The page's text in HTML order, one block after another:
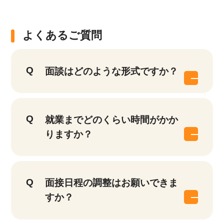
よくあるご質問
面談はどのような形式ですか？
就業までどのくらい時間がかか
りますか？
面接日程の調整はお願いできま
すか？